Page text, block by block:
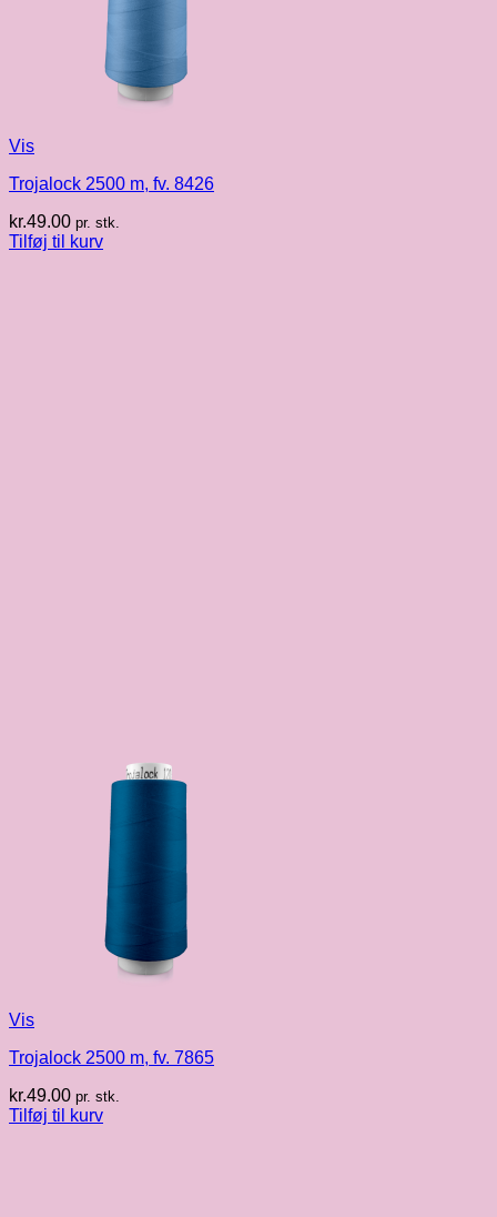
Vis
Trojalock 2500 m, fv. 8426
kr.49.00 pr. stk.
Tilføj til kurv
Vis
Trojalock 2500 m, fv. 7865
kr.49.00 pr. stk.
Tilføj til kurv